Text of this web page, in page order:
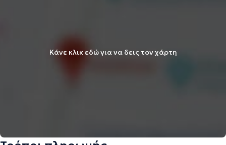
Κάνε κλικ εδώ για να δεις τον χάρτη